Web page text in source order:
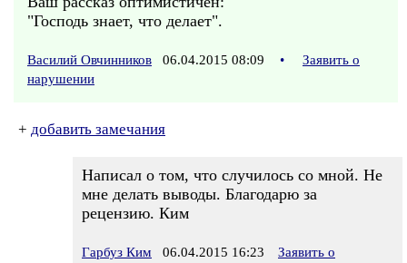
"Господь знает, что делает".
Василий Овчинников 06.04.2015 08:09 •
Заявить о
нарушении
+ добавить замечания
Написал о том, что случилось со мной. Не
мне делать выводы. Благодарю за
рецензию. Ким
Гарбуз Ким 06.04.2015 16:23
Заявить о